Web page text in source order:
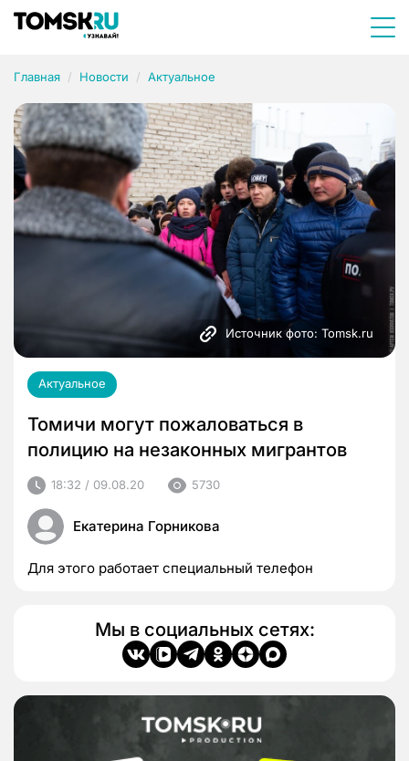
Главная Новости Актуальное
Источник фото: Tomsk.ru
Актуальное
Томичи могут пожаловаться в
полицию на незаконных мигрантов
18:32 / 09.08.20 5730
Екатерина Горникова
Для этого работает специальный телефон
Мы в социальных сетях: